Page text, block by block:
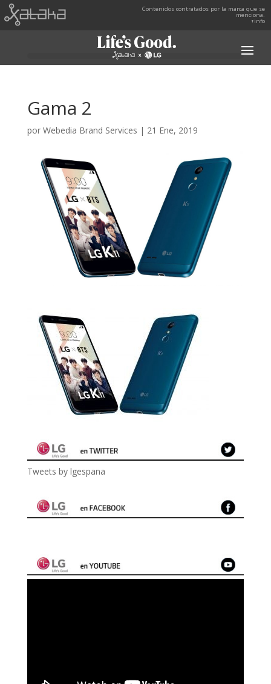
Contenidos contratados por la marca que se
menciona.
+info
Gama 2
por Webedia Brand Services | 21 Ene, 2019
Tweets by lgespana